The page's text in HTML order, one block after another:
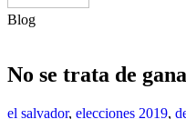
Blog
No se trata de
el salvador, elecciones 2019,